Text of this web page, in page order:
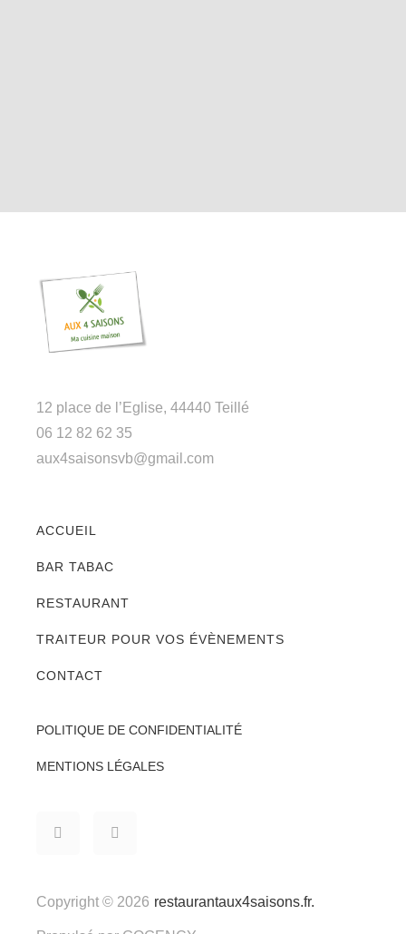
12 place de l’Eglise, 44440 Teillé
06 12 82 62 35
aux4saisonsvb@gmail.com
ACCUEIL
BAR TABAC
RESTAURANT
TRAITEUR POUR VOS ÉVÈNEMENTS
CONTACT
POLITIQUE DE CONFIDENTIALITÉ
MENTIONS LÉGALES
Copyright © 2026 restaurantaux4saisons.fr.